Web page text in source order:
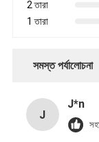
2 তারা
1 তারা
সমস্ত পর্যালোচনা
J
J*n